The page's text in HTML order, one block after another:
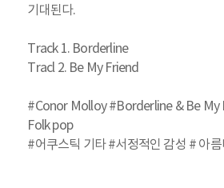
기대된다.
Track 1. Borderline
Tracl 2. Be My Friend
#Conor Molloy #Borderline & Be My
Folk pop
#어쿠스틱 기타 #서정적인 감성 # 아